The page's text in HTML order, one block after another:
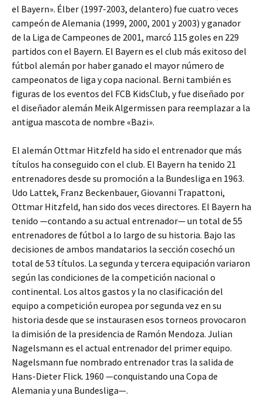
el Bayern». Élber (1997-2003, delantero) fue cuatro veces
campeón de Alemania (1999, 2000, 2001 y 2003) y ganador
de la Liga de Campeones de 2001, marcó 115 goles en 229
partidos con el Bayern. El Bayern es el club más exitoso del
fútbol alemán por haber ganado el mayor número de
campeonatos de liga y copa nacional. Berni también es
figuras de los eventos del FCB KidsClub, y fue diseñado por
el diseñador alemán Meik Algermissen para reemplazar a la
antigua mascota de nombre «Bazi».
El alemán Ottmar Hitzfeld ha sido el entrenador que más
títulos ha conseguido con el club. El Bayern ha tenido 21
entrenadores desde su promoción a la Bundesliga en 1963.
Udo Lattek, Franz Beckenbauer, Giovanni Trapattoni,
Ottmar Hitzfeld, han sido dos veces directores. El Bayern ha
tenido —contando a su actual entrenador— un total de 55
entrenadores de fútbol a lo largo de su historia. Bajo las
decisiones de ambos mandatarios la sección cosechó un
total de 53 títulos. La segunda y tercera equipación variaron
según las condiciones de la competición nacional o
continental. Los altos gastos y la no clasificación del
equipo a competición europea por segunda vez en su
historia desde que se instaurasen esos torneos provocaron
la dimisión de la presidencia de Ramón Mendoza. Julian
Nagelsmann es el actual entrenador del primer equipo.
Nagelsmann fue nombrado entrenador tras la salida de
Hans-Dieter Flick. 1960 —conquistando una Copa de
Alemania y una Bundesliga—.